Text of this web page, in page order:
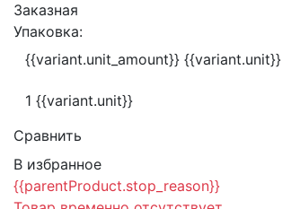
Заказная
Упаковка:
{{variant.unit_amount}} {{variant.unit}}
1 {{variant.unit}}
Сравнить
В избранное
{{parentProduct.stop_reason}}